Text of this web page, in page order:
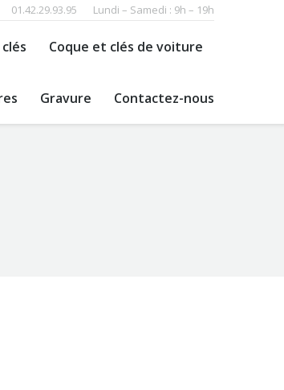
01.42.29.93.95 Lundi – Samedi : 9h – 19h
Coque et clés de voiture
Gravure Contactez-nous